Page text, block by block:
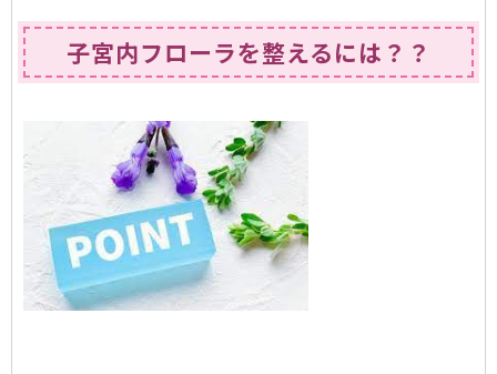
子宮内フローラを整えるには？？